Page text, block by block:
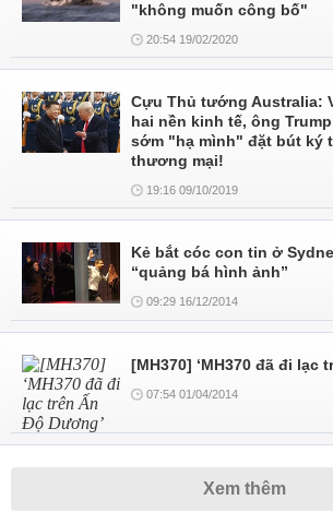
"không muốn công bố"
20:54 19/02/2020
Cựu Thủ tướng Australia:
hai nền kinh tế, ông
sớm "hạ mình" đặt bút ký
thương mại!
19:16 09/10/2019
Kẻ bắt cóc con tin ở
“quảng bá hình ảnh”
09:29 16/12/2014
[MH370] ‘MH370 đã đi lạc
07:54 01/04/2014
Xem thêm